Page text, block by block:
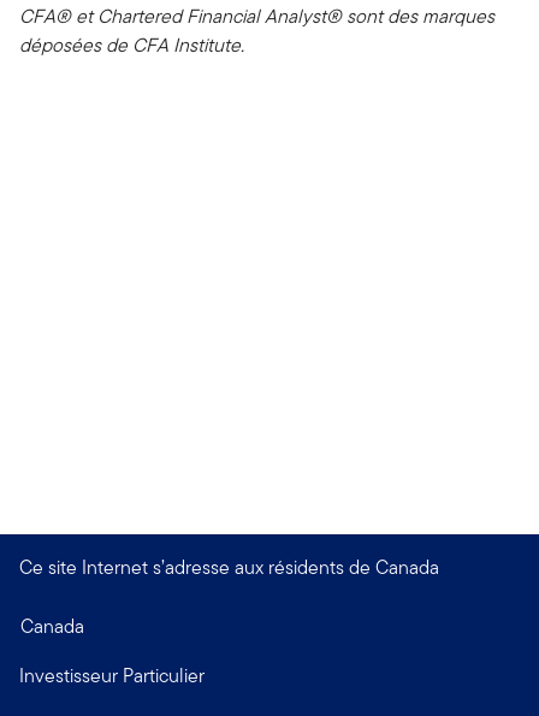
CFA® et Chartered Financial Analyst® sont des marques
déposées de CFA Institute.
Ce site Internet s’adresse aux résidents de Canada
Canada
Investisseur Particulier